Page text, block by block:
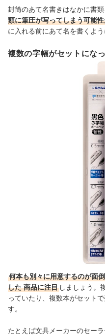
封筒のあて名書きはなかに書
類に筆圧が写ってしまう可能
に入れる前にあて名を書くよう
複数の字幅がセットにな
何本も別々に用意するのが面
した 商品に注目 しましょう。
っていたり、複数本がセット
す。
たとえば文具メーカーのセー